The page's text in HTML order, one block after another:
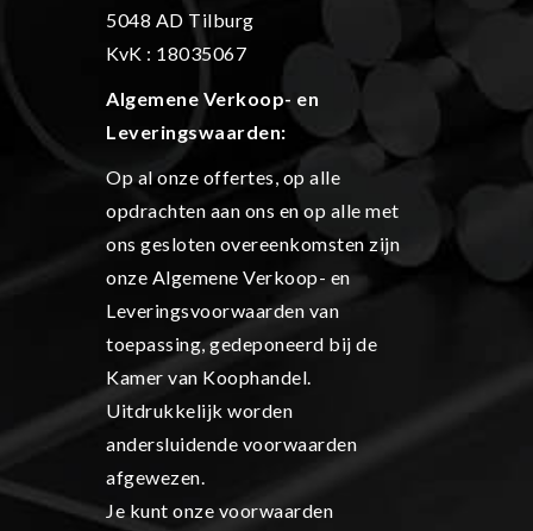
5048 AD Tilburg
KvK : 18035067
Algemene Verkoop- en
Leveringswaarden:
Op al onze offertes, op alle
opdrachten aan ons en op alle met
ons gesloten overeenkomsten zijn
onze Algemene Verkoop- en
Leveringsvoorwaarden van
toepassing, gedeponeerd bij de
Kamer van Koophandel.
Uitdrukkelijk worden
andersluidende voorwaarden
afgewezen.
Je kunt onze voorwaarden